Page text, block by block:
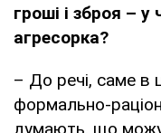
гроші і зброя – у
агресорка?
– До речі, саме в
формально-
думають, що